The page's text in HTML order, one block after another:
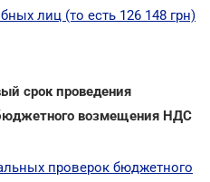
лиц (то есть 126 148 грн)
срок проведения
возмещения НДС
проверок бюджетного